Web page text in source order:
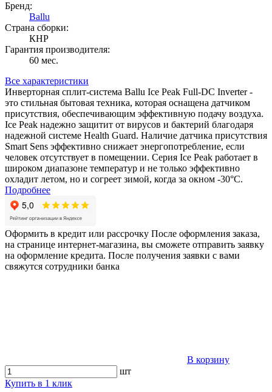
Бренд:
Ballu
Страна сборки:
КНР
Гарантия производителя:
60 мес.
Все характеристики
Инверторная сплит-система Ballu Ice Peak Full-DC Inverter -
это стильная бытовая техника, которая оснащена датчиком
присутствия, обеспечивающим эффективную подачу воздуха.
Ice Peak надежно защитит от вирусов и бактерий благодаря
надежной системе Health Guard. Наличие датчика присутствия
Smart Sens эффективно снижает энергопотребление, если
человек отсутствует в помещении. Серия Ice Peak работает в
широком диапазоне температур и не только эффективно
охладит летом, но и согреет зимой, когда за окном -30°С.
Подробнее
Оформить в кредит или рассрочку После оформления заказа,
на странице интернет-магазина, вы сможете отправить заявку
на оформление кредита. После получения заявки с вами
свяжутся сотрудники банка
В корзину
шт
Купить в 1 клик